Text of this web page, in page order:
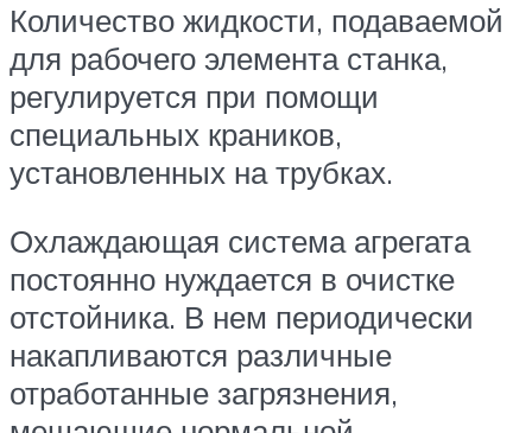
Количество жидкости, подаваемой
для рабочего элемента станка,
регулируется при помощи
специальных краников,
установленных на трубках.
Охлаждающая система агрегата
постоянно нуждается в очистке
отстойника. В нем периодически
накапливаются различные
отработанные загрязнения,